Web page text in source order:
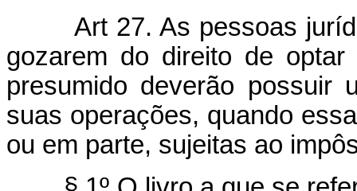
Art 27. As pessoas
gozarem do direito de
presumido deverão
suas operações, quando
ou em parte, sujeitas ao